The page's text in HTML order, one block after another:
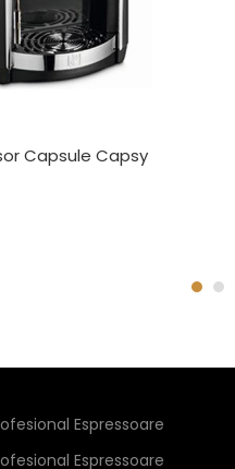
Capsule Capsy
Espressoare
Espressoare